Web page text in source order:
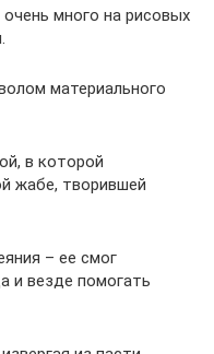
много на рисовых
материального
в которой
жабе, творившей
– ее смог
и везде помогать